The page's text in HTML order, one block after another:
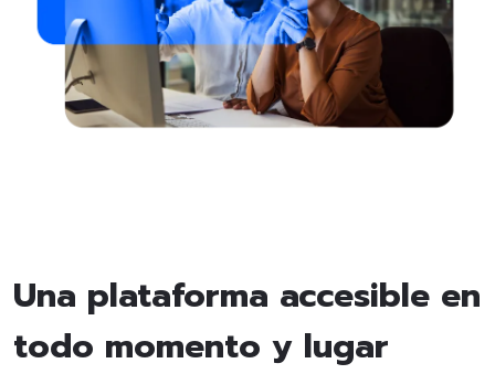
Una plataforma accesible en
todo momento y lugar